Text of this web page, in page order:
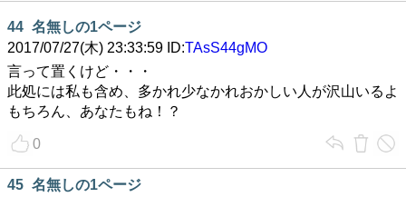
44 名無しの1ページ
2017/07/27(木) 23:33:59 ID:TAsS44gMO
言って置くけど・・・
此処には私も含め、多かれ少なかれおかしい人が沢山いるよ
もちろん、あなたもね！？
0
45 名無しの1ページ